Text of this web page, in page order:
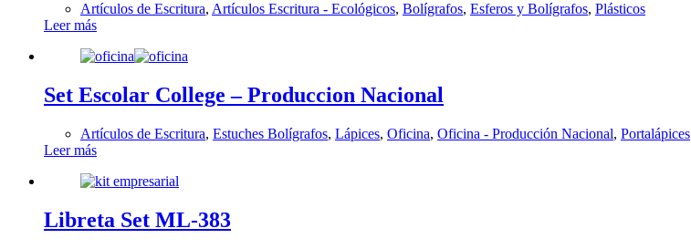
Artículos de Escritura, Artículos Escritura - Ecológicos, Bolígrafos, Esferos y Bolígrafos, Plásticos
Leer más
Set Escolar College – Produccion Nacional
Artículos de Escritura, Estuches Bolígrafos, Lápices, Oficina, Oficina - Producción Nacional, Portalápices
Leer más
Libreta Set ML-383